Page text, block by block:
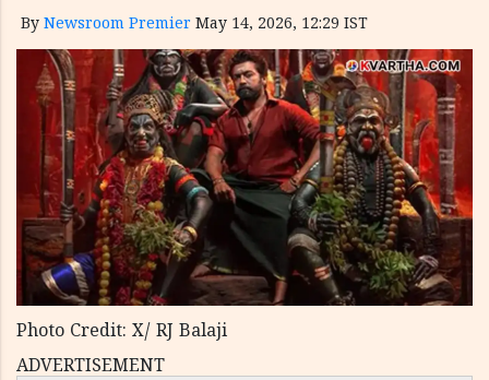
By Newsroom Premier May 14, 2026, 12:29 IST
Photo Credit: X/ RJ Balaji
ADVERTISEMENT